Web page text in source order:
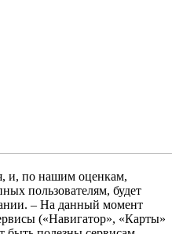
и, по нашим оценкам,
пользователям, будет
– На данный момент
(«Навигатор», «Карты»